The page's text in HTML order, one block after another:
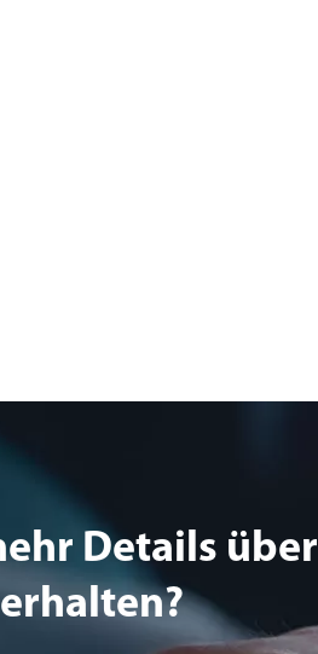
Details über